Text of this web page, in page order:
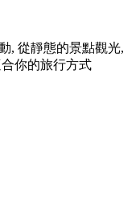
, 從靜態的景點觀光,
你的旅行方式